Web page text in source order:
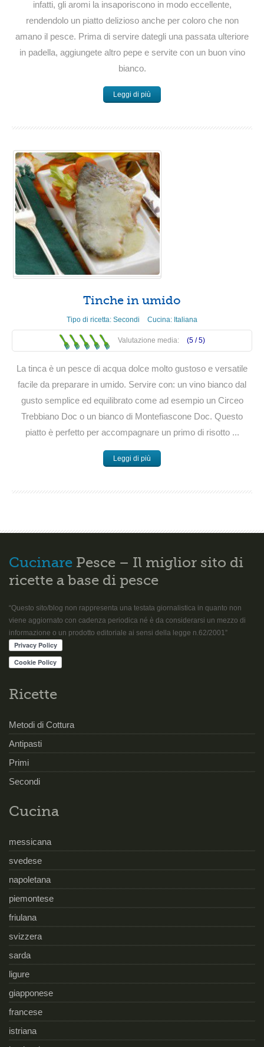
infatti, gli aromi la insaporiscono in modo eccellente,
rendendolo un piatto delizioso anche per coloro che non
amano il pesce. Prima di servire dategli una passata ulteriore
in padella, aggiungete altro pepe e servite con un buon vino
bianco.
Leggi di più
Tinche in umido
Tipo di ricetta: Secondi Cucina: Italiana
Valutazione media: (5 /5)
La tinca è un pesce di acqua dolce molto gustoso e versatile
facile da preparare in umido. Servire con: un vino bianco dal
gusto semplice ed equilibrato come ad esempio un Circeo
Trebbiano Doc o un bianco di Montefiascone Doc. Questo
piatto è perfetto per accompagnare un primo di risotto ...
Leggi di più
Cucinare Pesce – Il miglior sito di
ricette a base di pesce
“Questo sito/blog non rappresenta una testata giornalistica in quanto non
viene aggiornato con cadenza periodica né è da considerarsi un mezzo di
informazione o un prodotto editoriale ai sensi della legge n.62/2001”
Ricette
Metodi di Cottura
Antipasti
Primi
Secondi
Cucina
messicana
svedese
napoletana
piemontese
friulana
svizzera
sarda
ligure
giapponese
francese
istriana